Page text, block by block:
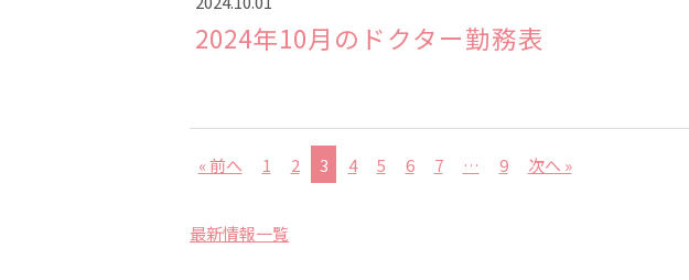
2024年10月のドクター勤務表
« 前へ 1 2 3 4 5 6 7 … 9 次へ »
最新情報一覧